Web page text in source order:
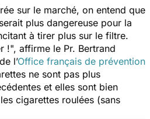
sur le marché, on entend que
plus dangereuse pour la
à tirer plus sur le filtre.
!", affirme le Pr. Bertrand
l’Office français de prévention
ne sont pas plus
et elles sont bien
cigarettes roulées (sans